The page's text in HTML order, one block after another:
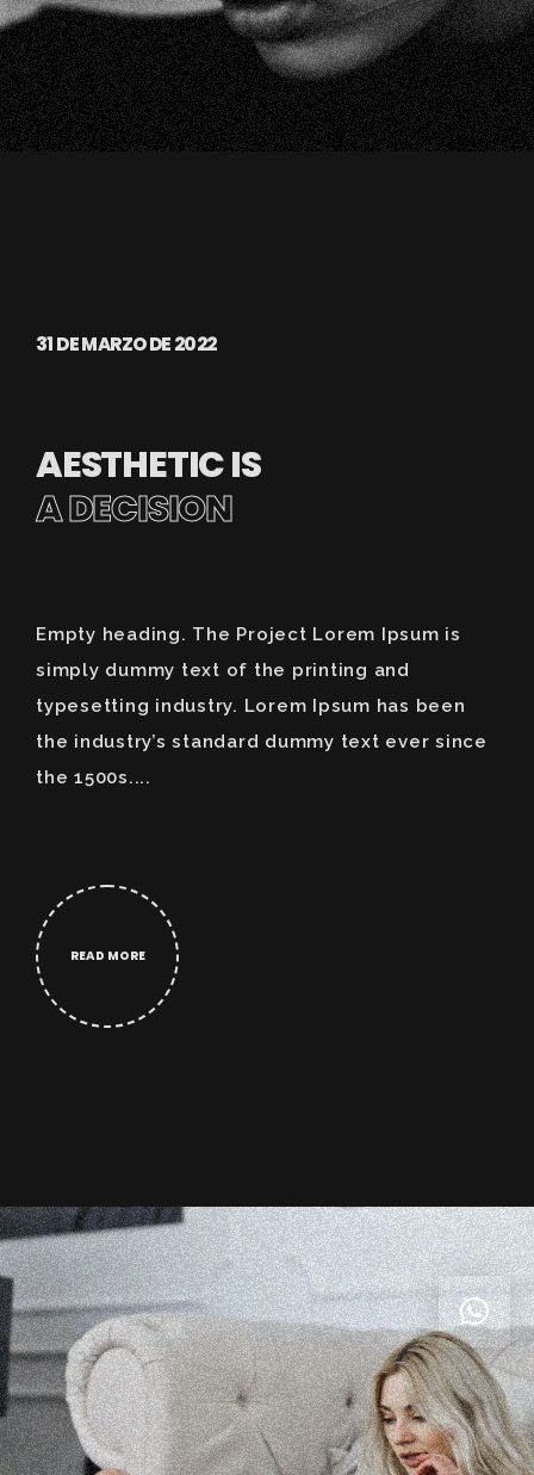
31 DE MARZO DE 2022
AESTHETIC IS
A DECISION
Empty heading. The Project Lorem Ipsum is
simply dummy text of the printing and
typesetting industry. Lorem Ipsum has been
the industry’s standard dummy text ever since
the 1500s....
READ MORE